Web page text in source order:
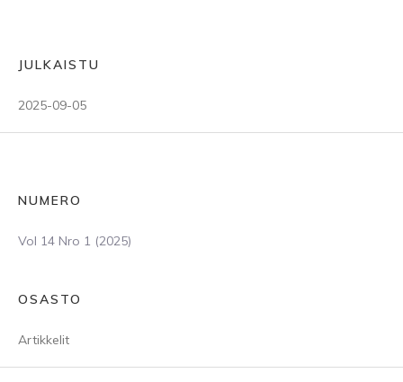
JULKAISTU
2025-09-05
NUMERO
Vol 14 Nro 1 (2025)
OSASTO
Artikkelit